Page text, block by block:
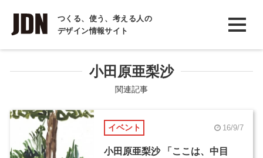
つくる、使う、考える人の
デザイン情報サイト
INTERVIEW
インタビュー
COLUMN
コラム
小田原亜梨沙
関連記事
イベント 16/9/7
小田原亜梨沙 「ここは、中目